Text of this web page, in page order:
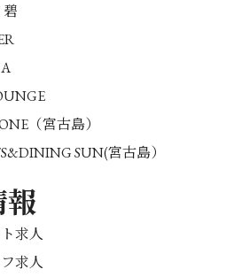
碧
（宮古島）
SUN(宮古島）
報
求人
求人